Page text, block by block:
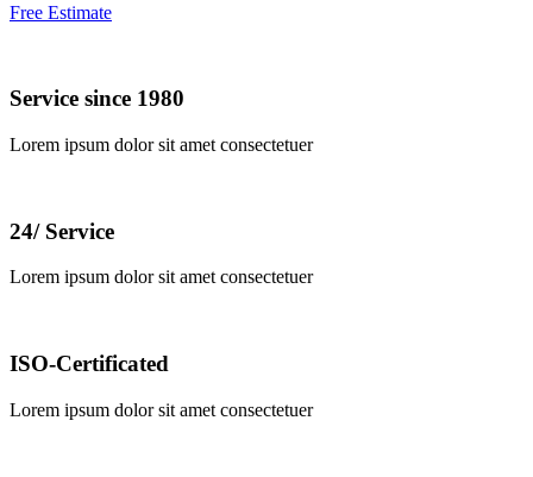
Free Estimate
Service since 1980
Lorem ipsum dolor sit amet consectetuer
24/ Service
Lorem ipsum dolor sit amet consectetuer
ISO-Certificated
Lorem ipsum dolor sit amet consectetuer